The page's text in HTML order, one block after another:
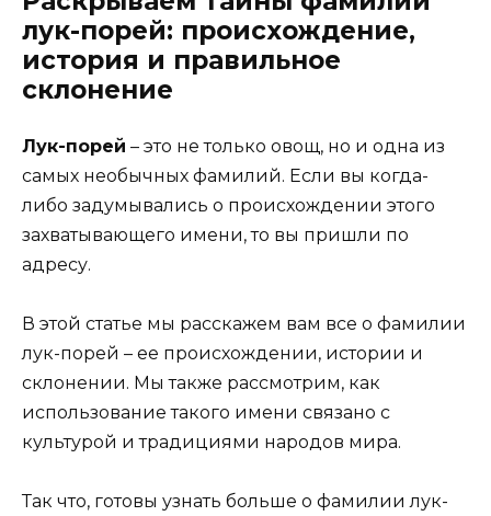
лук-порей: происхождение,
история и правильное
склонение
Лук-порей – это не только овощ, но и одна из
самых необычных фамилий. Если вы когда-
либо задумывались о происхождении этого
захватывающего имени, то вы пришли по
адресу.
В этой статье мы расскажем вам все о фамилии
лук-порей – ее происхождении, истории и
склонении. Мы также рассмотрим, как
использование такого имени связано с
культурой и традициями народов мира.
Так что, готовы узнать больше о фамилии лук-